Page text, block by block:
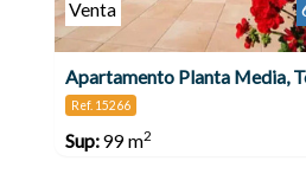
Venta
Apartamento Planta Media,
Ref. 15266
Sup:99 m2